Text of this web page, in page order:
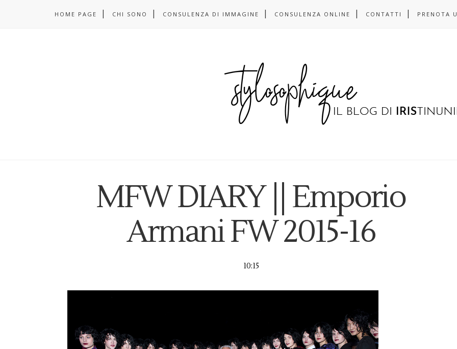
HOME PAGE CHI SONO CONSULENZA DI IMMAGINE CONSULENZA ONLINE CONTATTI PRENOTA
MFW DIARY || Emporio
Armani FW 2015-16
10:15